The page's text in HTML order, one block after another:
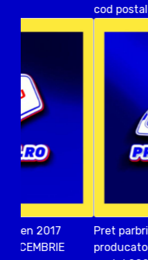
cod postal 77015
Pret parbriz ISUZU D
producator AGC vandut